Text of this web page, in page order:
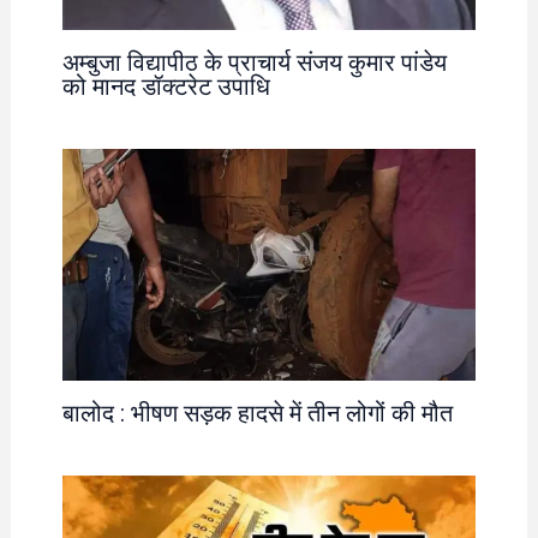
अम्बुजा विद्यापीठ के प्राचार्य संजय कुमार पांडेय
को मानद डॉक्टरेट उपाधि
बालोद : भीषण सड़क हादसे में तीन लोगों की मौत